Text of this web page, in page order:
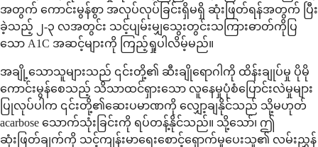
အတွက် ကောင်းမွန်စွာ အလုပ်လုပ်ခြင်းရှိမရှိ ဆုံးဖြတ်ရန်အတွက် ပြီး
ခဲ့သည့် ၂-၃ လအတွင်း သင့်ပျမ်းမျှသွေးတွင်းသကြားဓာတ်ကိုပြ
သော A1C အဆင့်များကို ကြည့်ရှုပါလိမ့်မည်။
အချို့သောသူများသည် ၎င်းတို့၏ ဆီးချိုရောဂါကို ထိန်းချုပ်မှု ပိုမို
ကောင်းမွန်စေသည့် သိသာထင်ရှားသော လူနေမှုပုံစံပြောင်းလဲမှုများ
ပြုလုပ်ပါက ၎င်းတို့၏ဆေးပမာဏကို လျှော့ချနိုင်သည် သို့မဟုတ်
acarbose သောက်သုံးခြင်းကို ရပ်တန့်နိုင်သည်။ သို့သော်၊ ဤ
ဆုံးဖြတ်ချက်ကို သင့်ကျန်းမာရေးစောင့်ရှောက်မှုပေးသူ၏ လမ်းညွှန်